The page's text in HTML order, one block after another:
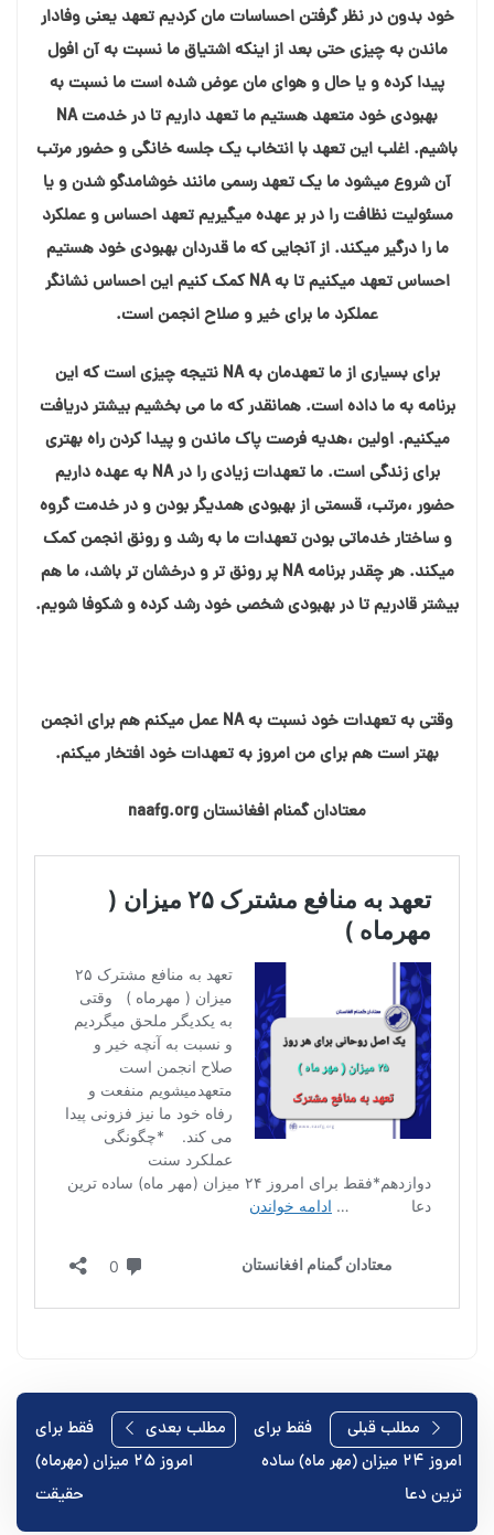
خود بدون در نظر گرفتن احساسات مان کردیم تعهد یعنی وفادار
ماندن به چیزی حتی بعد از اینکه اشتیاق ما نسبت به آن افول
پیدا کرده و یا حال و هوای مان عوض شده است ما نسبت به
بهبودی خود متعهد هستیم ما تعهد داریم تا در خدمت NA
باشیم. اغلب این تعهد با انتخاب یک جلسه خانگی و حضور مرتب
آن شروع میشود ما یک تعهد رسمی مانند خوشامدگو شدن و یا
مسئولیت نظافت را در بر عهده میگیریم تعهد احساس و عملکرد
ما را درگیر ميکند. از آنجایی که ما قدردان بهبودی خود هستیم
احساس تعهد میکنیم تا به NA کمک کنیم این احساس نشانگر
عملکرد ما برای خیر و صلاح انجمن است.
برای بسیاری از ما تعهدمان به NA نتیجه چیزی است که این
برنامه به ما داده است. همانقدر که ما می بخشیم بیشتر دریافت
میکنیم. اولین ،هدیه فرصت پاک ماندن و پیدا کردن راه بهتری
برای زندگی است. ما تعهدات زیادی را در NA به عهده داریم
حضور ،مرتب، قسمتی از بهبودی همدیگر بودن و در خدمت گروه
و ساختار خدماتی بودن تعهدات ما به رشد و رونق انجمن کمک
میکند. هر چقدر برنامه NA پر رونق تر و درخشان تر باشد، ما هم
بیشتر قادریم تا در بهبودی شخصی خود رشد کرده و شکوفا شویم.
وقتی به تعهدات خود نسبت به NA عمل میکنم هم برای انجمن
بهتر است هم برای من امروز به تعهدات خود افتخار میکنم.
معتادان گمنام افغانستان naafg.org
راهبری
نوشته
مطلب قبلی
فقط برای
امروز ۲۴ میزان (مهر ماه) ساده⁯
ترین دعا
مطلب بعدی
فقط برای
امروز ۲۵ میزان (مهرماه)
حقیقت